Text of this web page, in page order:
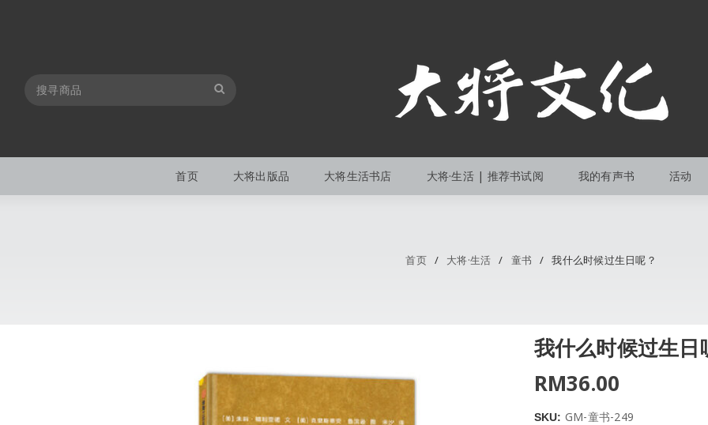
首页 大将出版品 大将生活书店 大将·生活 | 推荐书试阅 我的有声书 活动
首页 / 大将·生活 / 童书 / 我什么时候过生日呢？
我什么时候过生日
RM36.00
SKU: GM-童书-249